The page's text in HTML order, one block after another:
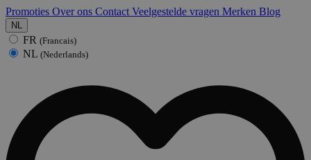
Promoties Over ons Contact Veelgestelde vragen Merken Blog
NL
FR (Francais)
NL (Nederlands)